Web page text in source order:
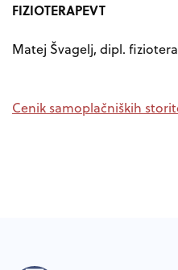
FIZIOTERAPEVT
Matej Švagelj, dipl.
Cenik samoplačniških